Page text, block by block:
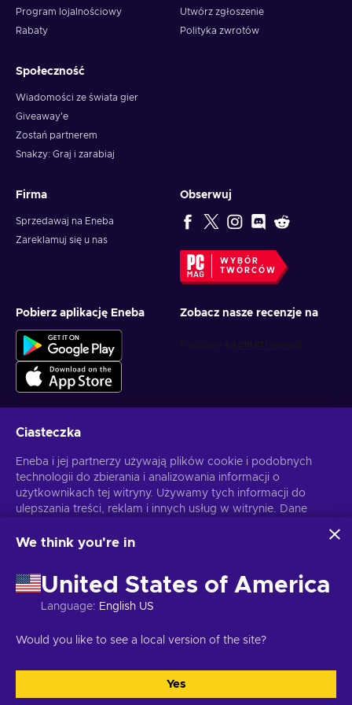
Get the latest version of the Uber app;
Press the menu icon and select “Wallet”;
Select Gift Card;
Enter your PIN/gift code (without spaces);
Press “Add”;
Once a gift card is added to an Uber account, it can’t be
Program lojalnościowy
Rabaty
Utwórz zgłoszenie
Polityka zwrotów
Społeczność
Wiadomości ze świata gier
Giveaway'e
Zostań partnerem
Snakzy: Graj i zarabiaj
Firma
Sprzedawaj na Eneba
Zareklamuj się u nas
Obserwuj
WYBÓR
TWÓRCÓW
Pobierz aplikację Eneba Zobacz nasze recenzje na
Subskrybuj
Możesz anulować subskrypcję w dowolnej chwili. Sprawdź Politykę
Copyright © 2026 Eneba. Wszelkie prawa zastrzeżone.
Ciasteczka
Eneba i jej partnerzy używają plików cookie i podobnych
technologii do zbierania i analizowania informacji o
użytkownikach tej witryny. Używamy tych informacji do
ulepszania treści, reklam i innych usług w witrynie. Dane
do personalizacji reklam.
korzystanie z tych technologii przez firmę Eneba i jej
partnerów. Zgodę można dostosować, klikając przycisk
"Dostosuj".
danych przez Google można znaleźć na stronie
We think you're in
United States of America
Language: English US
Would you like to see a local version of the site?
Yes